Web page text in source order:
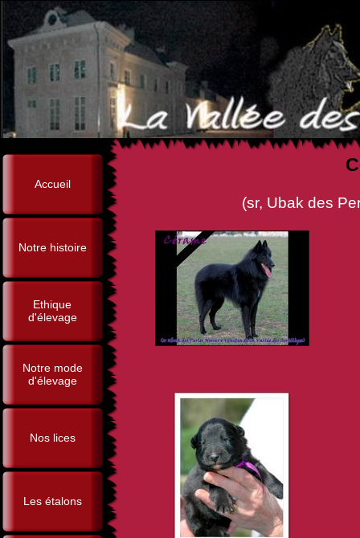
Accueil
Notre histoire
Ethique
d'élevage
Notre mode
d'élevage
Nos lices
Les étalons
(sr, Ubak des Perles